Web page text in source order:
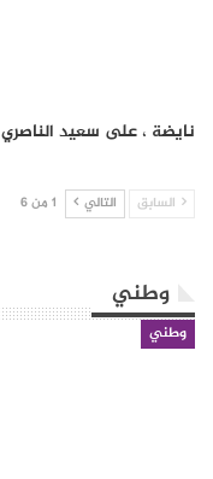
نايضة ، على سعيد الناصري
السابق التالي 1 من 6
وطني
وطني